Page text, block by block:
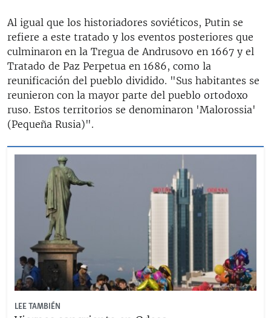
Al igual que los historiadores soviéticos, Putin se
refiere a este tratado y los eventos posteriores que
culminaron en la Tregua de Andrusovo en 1667 y el
Tratado de Paz Perpetua en 1686, como la
reunificación del pueblo dividido. "Sus habitantes se
reunieron con la mayor parte del pueblo ortodoxo
ruso. Estos territorios se denominaron 'Malorossia'
(Pequeña Rusia)".
LEE TAMBIÉN